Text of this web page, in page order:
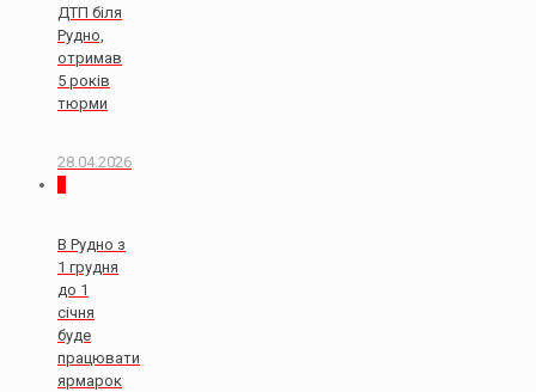
ДТП біля
Рудно,
отримав
5 років
тюрми
28.04.2026
В Рудно з
1 грудня
до 1
січня
буде
працювати
ярмарок